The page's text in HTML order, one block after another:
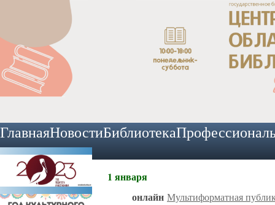
ГлавнаяНовостиБиблиотека
1 января
онлайн Мультиформатная